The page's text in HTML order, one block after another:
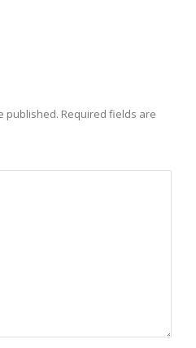
published. Required fields are